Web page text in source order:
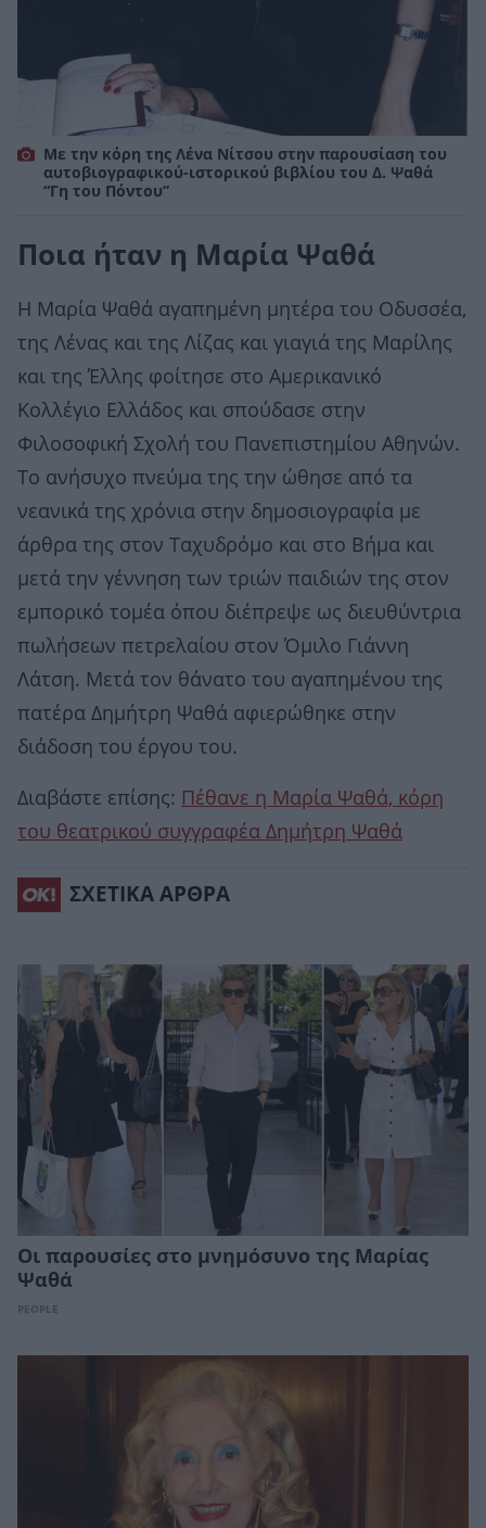
Με την κόρη της Λένα Νίτσου στην παρουσίαση του
αυτοβιογραφικού-ιστορικού βιβλίου του Δ. Ψαθά
“Γη του Πόντου”
Ποια ήταν η Μαρία Ψαθά
Η Μαρία Ψαθά αγαπημένη μητέρα του Οδυσσέα,
της Λένας και της Λίζας και γιαγιά της Μαρίλης
και της Έλλης φοίτησε στο Αμερικανικό
Κολλέγιο Ελλάδος και σπούδασε στην
Φιλοσοφική Σχολή του Πανεπιστημίου Αθηνών.
Το ανήσυχο πνεύμα της την ώθησε από τα
νεανικά της χρόνια στην δημοσιογραφία με
άρθρα της στον Ταχυδρόμο και στο Βήμα και
μετά την γέννηση των τριών παιδιών της στον
εμπορικό τομέα όπου διέπρεψε ως διευθύντρια
πωλήσεων πετρελαίου στον Όμιλο Γιάννη
Λάτση. Μετά τον θάνατο του αγαπημένου της
πατέρα Δημήτρη Ψαθά αφιερώθηκε στην
διάδοση του έργου του.
Διαβάστε επίσης: Πέθανε η Μαρία Ψαθά, κόρη
του θεατρικού συγγραφέα Δημήτρη Ψαθά
ΣΧΕΤΙΚΑ ΑΡΘΡΑ
Οι παρουσίες στο μνημόσυνο της Μαρίας
Ψαθά
PEOPLE